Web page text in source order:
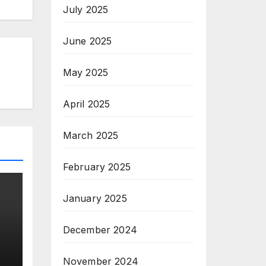
July 2025
June 2025
May 2025
April 2025
March 2025
February 2025
January 2025
December 2024
November 2024